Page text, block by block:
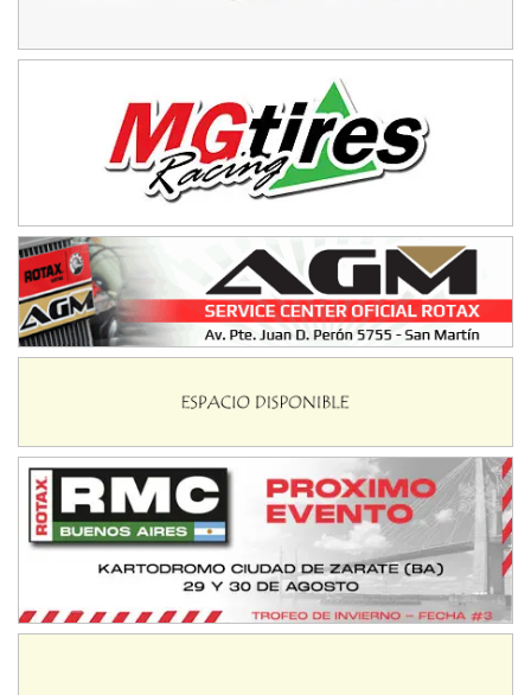
SUR SANTAFESINO - F4
Rufino (Santa Fe)
TUCUMANO - F5
Juan Navarro (Asfalto)
El Timbó (Tucumán)